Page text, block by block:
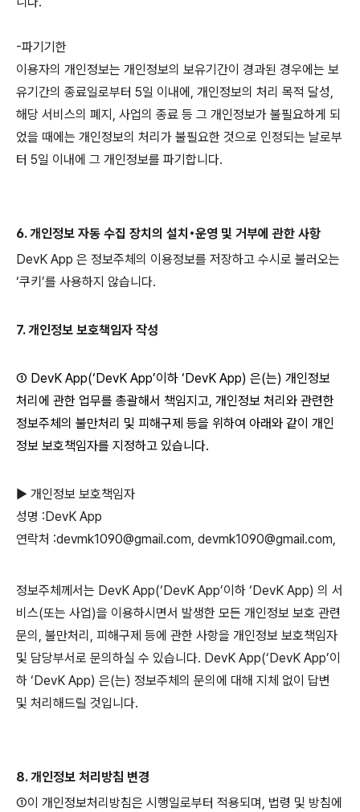
-파기기한
이용자의 개인정보는 개인정보의 보유기간이 경과된 경우에는 보
유기간의 종료일로부터 5일 이내에, 개인정보의 처리 목적 달성,
해당 서비스의 폐지, 사업의 종료 등 그 개인정보가 불필요하게 되
었을 때에는 개인정보의 처리가 불필요한 것으로 인정되는 날로부
터 5일 이내에 그 개인정보를 파기합니다.
6. 개인정보 자동 수집 장치의 설치•운영 및 거부에 관한 사항
DevK App 은 정보주체의 이용정보를 저장하고 수시로 불러오는
‘쿠키’를 사용하지 않습니다.
7. 개인정보 보호책임자 작성
① DevK App(‘DevK App’이하 ‘DevK App) 은(는) 개인정보
처리에 관한 업무를 총괄해서 책임지고, 개인정보 처리와 관련한
정보주체의 불만처리 및 피해구제 등을 위하여 아래와 같이 개인
정보 보호책임자를 지정하고 있습니다.
▶ 개인정보 보호책임자
성명 :DevK App
연락처 :devmk1090@gmail.com, devmk1090@gmail.com,
정보주체께서는 DevK App(‘DevK App’이하 ‘DevK App) 의 서
비스(또는 사업)을 이용하시면서 발생한 모든 개인정보 보호 관련
문의, 불만처리, 피해구제 등에 관한 사항을 개인정보 보호책임자
및 담당부서로 문의하실 수 있습니다. DevK App(‘DevK App’이
하 ‘DevK App) 은(는) 정보주체의 문의에 대해 지체 없이 답변
및 처리해드릴 것입니다.
8. 개인정보 처리방침 변경
①이 개인정보처리방침은 시행일로부터 적용되며, 법령 및 방침에